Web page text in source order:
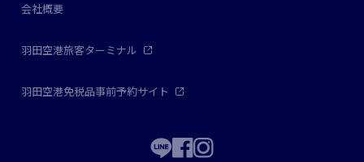
会社概要
羽田空港旅客ターミナル
羽田空港免税品事前予約サイト